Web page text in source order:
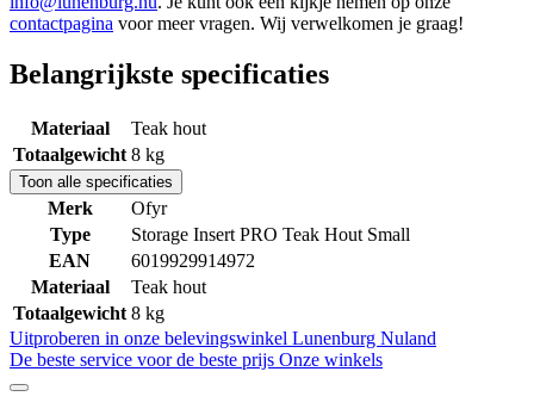
contactpagina voor meer vragen. Wij verwelkomen je graag!
Belangrijkste specificaties
Materiaal
Teak hout
Totaalgewicht 8 kg
Toon alle specificaties
Merk
Ofyr
Type
Storage Insert PRO Teak Hout Small
EAN
6019929914972
Materiaal
Teak hout
Totaalgewicht 8 kg
Uitproberen in onze belevingswinkel Lunenburg Nuland
De beste service voor de beste prijs Onze winkels